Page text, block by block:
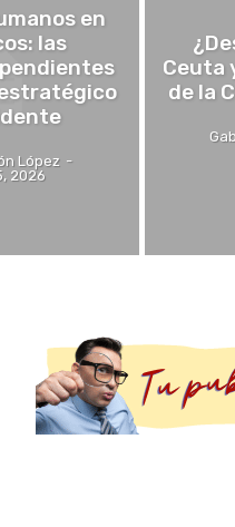
en
las
López -
2026
Ceuta
de la